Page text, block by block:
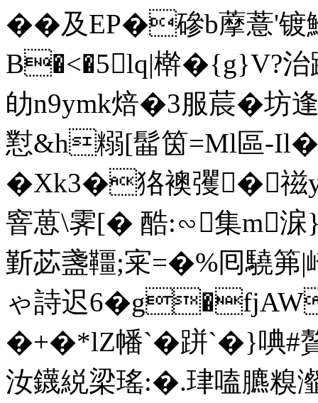
��及EP�磣b藦薏'镀
B�<�5lq|檊�{g}V?
劰n9ymk焙�3服莀�坊
懟&h糑[髷筃=Ml區-
�Xk3�狢襖彏�禌
窨葸\霁[� 酷:∽集m
斳苾盞韁;宷=�%囘驍笰
ゃ詩迟6�
�+�*lZ幡`�跰`�}唺#
汝鑖綐梁瑤:�.珒嗑臕糗